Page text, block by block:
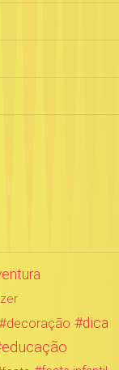
decoração dica
educação